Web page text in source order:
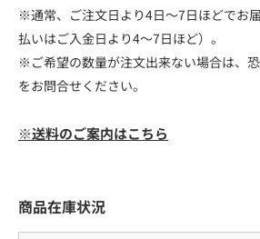
※通常、ご注文日より4日～7日ほどでお
払いはご入金日より4～7日ほど）。
※ご希望の数量が注文出来ない場合は、
をお問合せください。
※送料のご案内はこちら
商品在庫状況